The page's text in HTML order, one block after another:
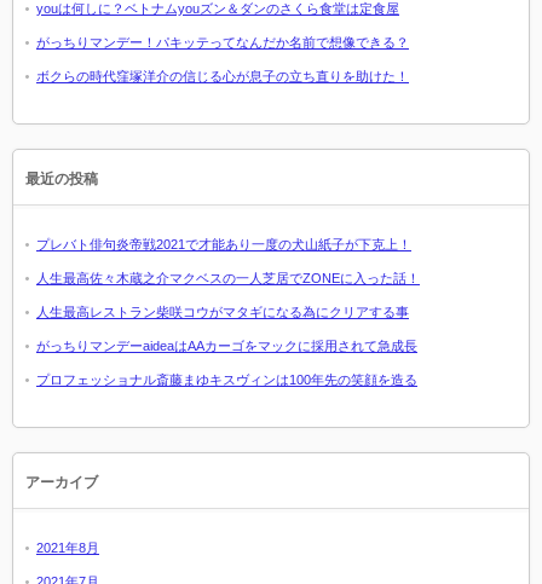
youは何しに？ベトナムyouズン＆ダンのさくら食堂は定食屋
がっちりマンデー！パキッテってなんだか名前で想像できる？
ボクらの時代窪塚洋介の信じる心が息子の立ち直りを助けた！
最近の投稿
プレバト俳句炎帝戦2021で才能あり一度の犬山紙子が下克上！
人生最高佐々木蔵之介マクベスの一人芝居でZONEに入った話！
人生最高レストラン柴咲コウがマタギになる為にクリアする事
がっちりマンデーaideaはAAカーゴをマックに採用されて急成長
プロフェッショナル斎藤まゆキスヴィンは100年先の笑顔を造る
アーカイブ
2021年8月